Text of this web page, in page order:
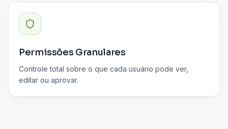
Permissões Granulares
Controle total sobre o que cada usuário pode ver,
editar ou aprovar.